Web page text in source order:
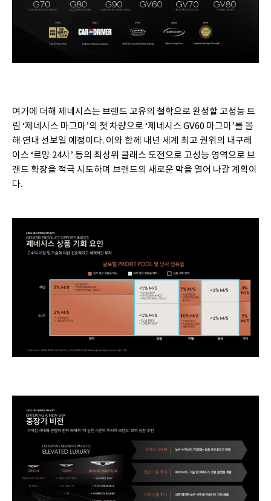
여기에 더해 제네시스는 브랜드 고유의 철학으로 완성할 고성능 트
림 ‘제네시스 마그마’의 첫 차량으로 ‘제네시스 GV60 마그마’를 올
해 연내 선보일 예정이다. 이와 함께 내년 세계 최고 권위의 내구레
이스 ‘르망 24시’ 등의 최상위 클래스 도전으로 고성능 영역으로 브
랜드 확장을 적극 시도하며 브랜드의 새로운 막을 열어 나갈 계획이
다.